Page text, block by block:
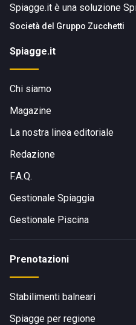
Spiagge.it è una soluzione
Società del Gruppo Zucchetti
Spiagge.it
Chi siamo
Magazine
La nostra linea editoriale
Redazione
F.A.Q.
Gestionale Spiaggia
Gestionale Piscina
Prenotazioni
Stabilimenti balneari
Spiagge per regione